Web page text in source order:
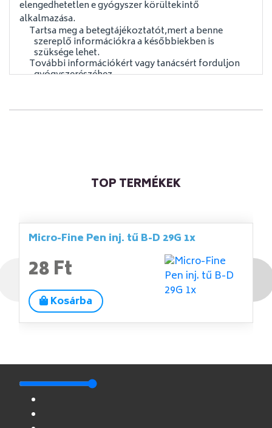
elengedhetetlen e gyógyszer körültekintő
alkalmazása.
Tartsa meg a betegtájékoztatót,mert a benne
szereplő információkra a későbbiekben is
szüksége lehet.
További információkért vagy tanácsért forduljon
gyógyszerészéhez.
Ha bármely mellékhatás súlyossá válik, vagy haa
A betegtájékoztató tartalma:
1. Milyen típusú gyógyszer a Milgamma N lágy
2. Tudnivalók a Milgamma N kapszula alkalmazása
előtt
3. Hogyan kell alkalmazni a Milgamma N
4. Lehetséges mellékhatások
5 Hogyan kell a Milgamma N kapszulát tárolni?
6. További információk
. MILYEN TÍPUSÚ GYÓGYSZER A MILGAMMA N
származék, B6-és B12-vitamin) tartalmazó
készítmény.
A Milgamma N kapszula idegbántalmak kezelésére
TOP TERMÉKEK
Micro-Fine Pen inj. tű B-D 29G 1x
28 Ft
Kosárba